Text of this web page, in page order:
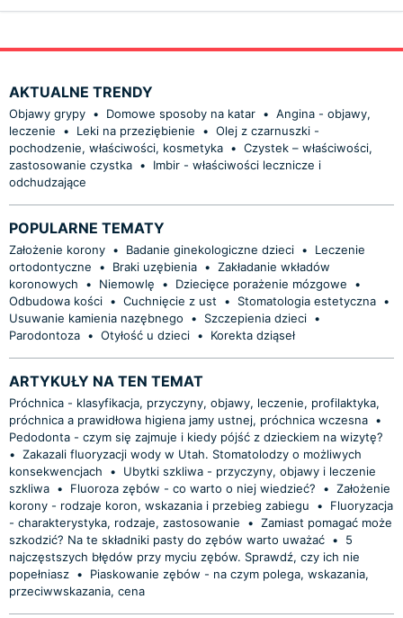
AKTUALNE TRENDY
Objawy grypy • Domowe sposoby na katar • Angina - objawy,
leczenie
• Leki na przeziębienie • Olej z czarnuszki -
pochodzenie, właściwości, kosmetyka • Czystek – właściwości,
zastosowanie czystka •
Imbir - właściwości lecznicze i
odchudzające
POPULARNE TEMATY
Założenie korony • Badanie ginekologiczne dzieci •
Leczenie
ortodontyczne
• Braki uzębienia • Zakładanie wkładów
koronowych
• Niemowlę • Dziecięce porażenie mózgowe
•
Odbudowa kości • Cuchnięcie z ust • Stomatologia estetyczna •
Usuwanie kamienia nazębnego
• Szczepienia dzieci •
Parodontoza • Otyłość u dzieci • Korekta dziąseł
ARTYKUŁY NA TEN TEMAT
Próchnica - klasyfikacja, przyczyny, objawy, leczenie, profilaktyka,
próchnica a prawidłowa higiena jamy ustnej, próchnica wczesna •
Pedodonta - czym się zajmuje i kiedy pójść z dzieckiem na wizytę?
• Zakazali fluoryzacji wody w Utah. Stomatolodzy o możliwych
konsekwencjach
•
Ubytki szkliwa - przyczyny, objawy i leczenie
szkliwa • Fluoroza zębów - co warto o niej wiedzieć? • Założenie
korony - rodzaje koron, wskazania i przebieg zabiegu
•
Fluoryzacja
- charakterystyka, rodzaje, zastosowanie
• Zamiast pomagać może
szkodzić? Na te składniki pasty do zębów warto uważać •
5
najczęstszych błędów przy myciu zębów. Sprawdź, czy ich nie
popełniasz •
Piaskowanie zębów - na czym polega, wskazania,
przeciwwskazania, cena